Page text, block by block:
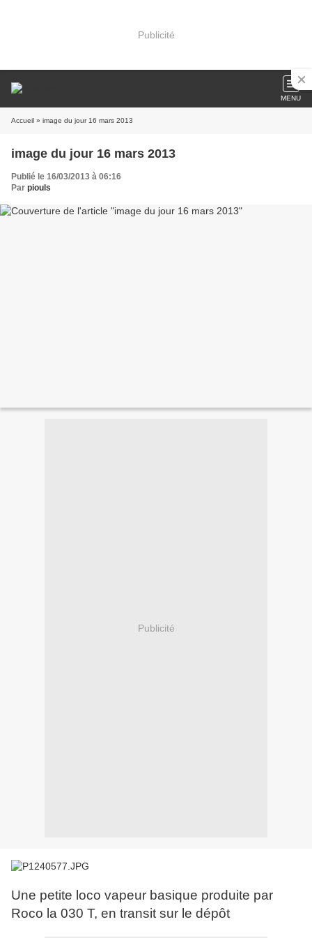
Publicité
MENU
Accueil » image du jour 16 mars 2013
image du jour 16 mars 2013
Publié le 16/03/2013 à 06:16
Par piouls
Publicité
Une petite loco vapeur basique produite par
Roco la 030 T, en transit sur le dépôt